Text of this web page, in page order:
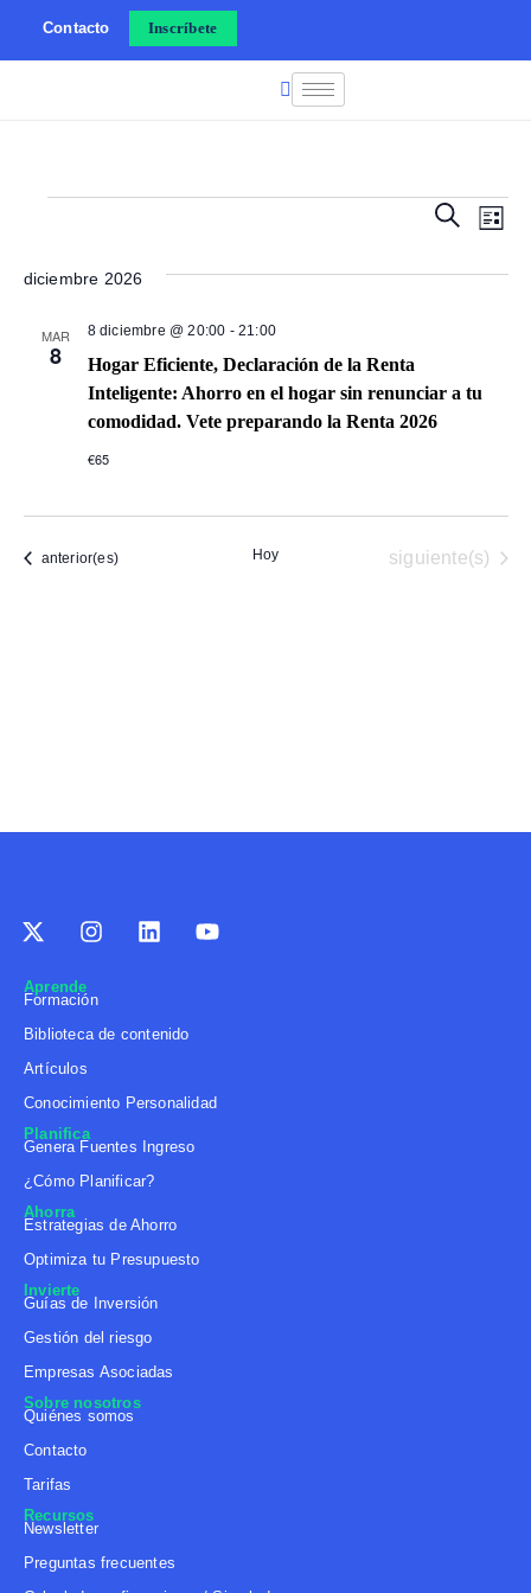
Contacto Inscríbete
de
y
Buscar
de
Lista
diciembre 2026
MAR
8
Hogar Eficiente, Declaración de la Renta
Inteligente: Ahorro en el hogar sin renunciar a tu
comodidad. Vete preparando la Renta 2026
8 diciembre @ 20:00 - 21:00
€65
Eventos
anterior(es) Hoy Eventos
siguiente(s)
Aprende
Formación
Biblioteca de contenido
Artículos
Conocimiento Personalidad
Planifica
Genera Fuentes Ingreso
¿Cómo Planificar?
Ahorra
Estrategias de Ahorro
Optimiza tu Presupuesto
Invierte
Guías de Inversión
Gestión del riesgo
Empresas Asociadas
Sobre nosotros
Quiénes somos
Contacto
Tarifas
Recursos
Newsletter
Preguntas frecuentes